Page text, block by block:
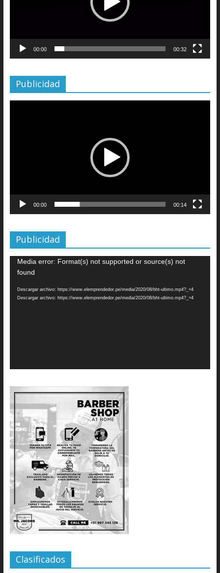
00:00 00:32
Publicidad
00:00 00:14
Publicidad
Reproductor
Media error: Format(s) not supported or source(s) not
found
Descargar archivo: https://www.elemprendedor.pe/media/2020/08/bht-ultimo.mp4?_=4
Descargar archivo: https://www.elemprendedor.pe/media/2020/08/bht-ultimo.mp4?_=4
Clasificados